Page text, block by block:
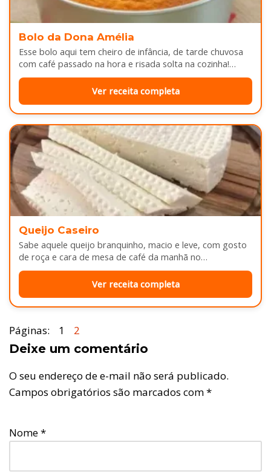
Bolo da Dona Amélia
Esse bolo aqui tem cheiro de infância, de tarde chuvosa
com café passado na hora e risada solta na cozinha!…
Ver receita completa
Queijo Caseiro
Sabe aquele queijo branquinho, macio e leve, com gosto
de roça e cara de mesa de café da manhã no…
Ver receita completa
Páginas: 1 2
Deixe um comentário
O seu endereço de e-mail não será publicado.
Campos obrigatórios são marcados com*
Nome*